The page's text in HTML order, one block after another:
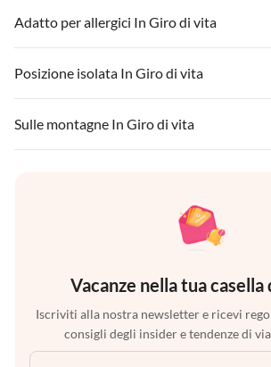
Adatto per allergici In Giro di vita
Posizione isolata In Giro di vita
Sulle montagne In Giro di vita
Vacanze nella tua casella
Iscriviti alla nostra newsletter e ricevi
consigli degli insider e tendenze di